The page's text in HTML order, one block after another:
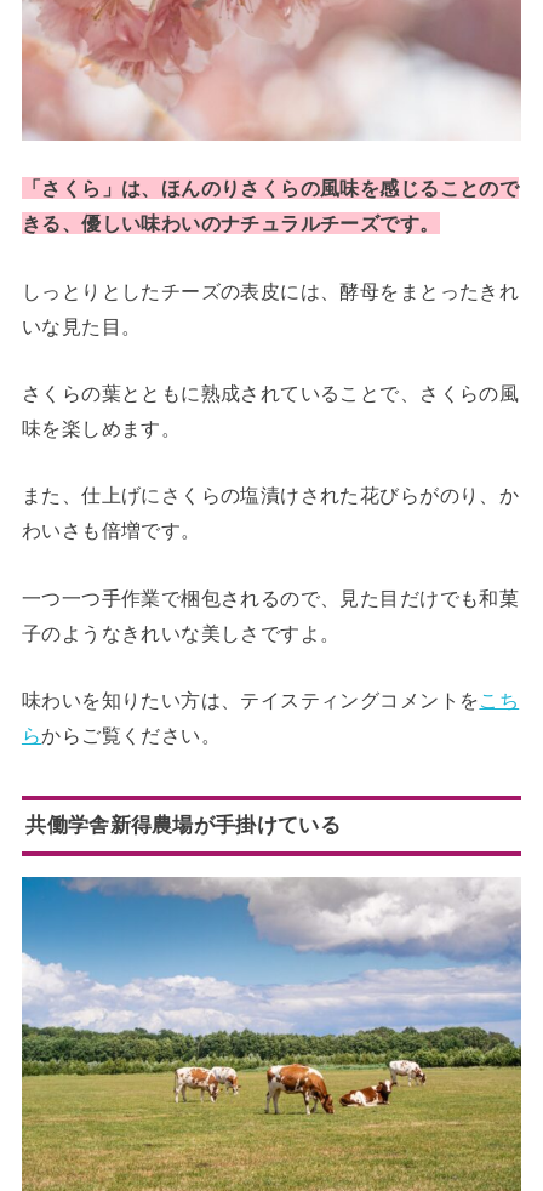
「さくら」は、ほんのりさくらの風味を感じることので
きる、優しい味わいのナチュラルチーズです。
しっとりとしたチーズの表皮には、酵母をまとったきれ
いな見た目。
さくらの葉とともに熟成されていることで、さくらの風
味を楽しめます。
また、仕上げにさくらの塩漬けされた花びらがのり、か
わいさも倍増です。
一つ一つ手作業で梱包されるので、見た目だけでも和菓
子のようなきれいな美しさですよ。
味わいを知りたい方は、テイスティングコメントをこち
らからご覧ください。
共働学舎新得農場が手掛けている